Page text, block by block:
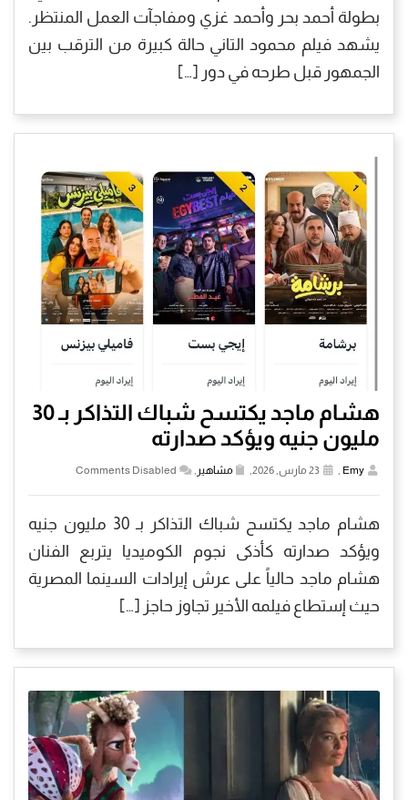
بطولة أحمد بحر وأحمد غزي ومفاجآت العمل المنتظر.
يشهد فيلم محمود التاني حالة كبيرة من الترقب بين
الجمهور قبل طرحه في دور […]
هشام ماجد يكتسح شباك التذاكر بـ 30
مليون جنيه ويؤكد صدارته
Emy
, مشاهير ,
Comments Disabled
هشام ماجد يكتسح شباك التذاكر بـ 30 مليون جنيه
ويؤكد صدارته كأذكى نجوم الكوميديا يتربع الفنان
هشام ماجد حالياً على عرش إيرادات السينما المصرية
حيث إستطاع فيلمه الأخير تجاوز حاجز […]